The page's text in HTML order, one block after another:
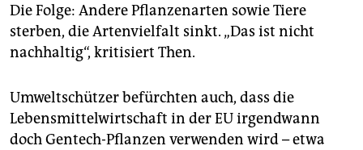
Die Folge: Andere Pflanzenarten sowie Tiere
sterben, die Artenvielfalt sinkt. „Das ist nicht
nachhaltig“, kritisiert Then.
Umweltschützer befürchten auch, dass die
Lebensmittelwirtschaft in der EU irgendwann
doch Gentech-Pflanzen verwenden wird – etwa